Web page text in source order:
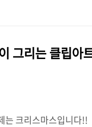
그리는 클립아
는 크리스마스입니다!!